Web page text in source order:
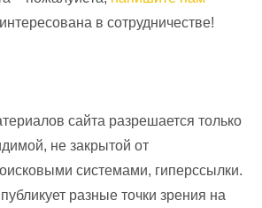
в сотрудничестве!
сайта разрешается только
не закрытой от
системами, гиперссылки.
разные точки зрения на